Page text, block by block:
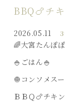
BBQ🍗チ
2026.05.11
🌈大宮たんぽ
🍚ごはん🍚
🧅コンソメス
ＢＢＱ🍗チキン